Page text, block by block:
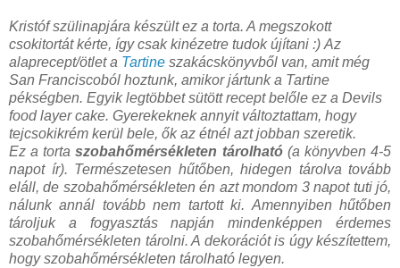
Kristóf szülinapjára készült ez a torta. A megszokott
csokitortát kérte, így csak kinézetre tudok újítani :)Az
alaprecept/ötlet a Tartine szakácskönyvből van, amit még
San Franciscoból hoztunk, amikor jártunk a Tartine
pékségben. Egyik legtöbbet sütött recept belőle ez a Devils
food layer cake. Gyerekeknek annyit változtattam, hogy
tejcsokikrém kerül bele, ők az étnél azt jobban szeretik.
Ez a tortaszobahőmérsékleten tárolható(a könyvben 4-5
napot ír). Természetesen hűtőben, hidegen tárolva tovább
eláll, de szobahőmérsékleten én azt mondom 3 napot tuti jó,
nálunk annál tovább nem tartott ki. Amennyiben hűtőben
tároljuk a fogyasztás napján mindenképpen érdemes
szobahőmérsékleten tárolni. A dekorációt is úgy készítettem,
hogy szobahőmérsékleten tárolható legyen.